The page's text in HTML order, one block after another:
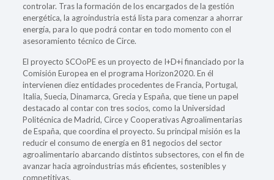
controlar. Tras la formación de los encargados de la gestión
energética, la agroindustria está lista para comenzar a ahorrar
energía, para lo que podrá contar en todo momento con el
asesoramiento técnico de Circe.
El proyecto SCOoPE es un proyecto de I+D+i financiado por la
Comisión Europea en el programa Horizon2020. En él
intervienen diez entidades procedentes de Francia, Portugal,
Italia, Suecia, Dinamarca, Grecia y España, que tiene un papel
destacado al contar con tres socios, como la Universidad
Politécnica de Madrid, Circe y Cooperativas Agroalimentarias
de España, que coordina el proyecto. Su principal misión es la
reducir el consumo de energía en 81 negocios del sector
agroalimentario abarcando distintos subsectores, con el fin de
avanzar hacia agroindustrias más eficientes, sostenibles y
competitivas.